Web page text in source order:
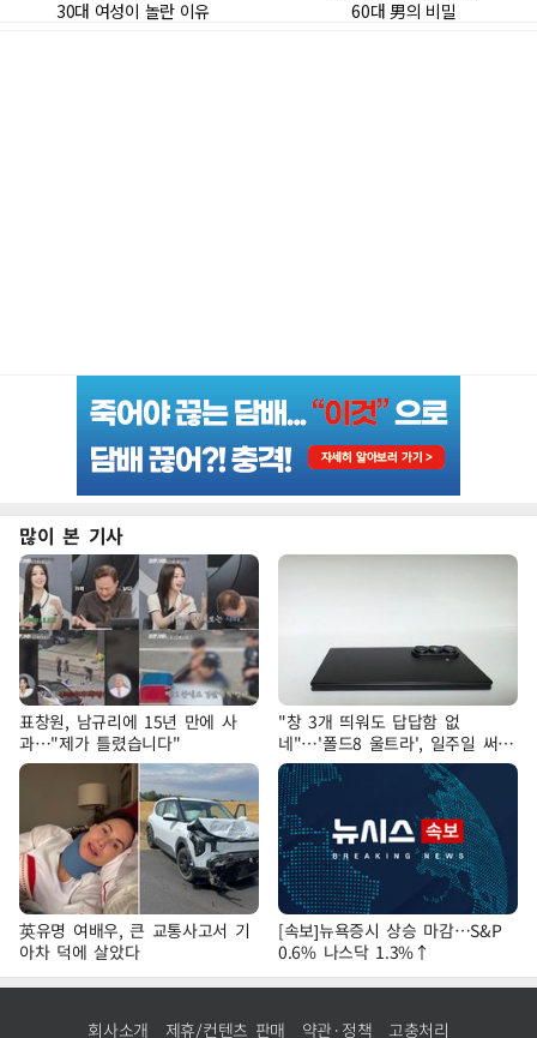
많이 본 기사
표창원, 남규리에 15년 만에 사
과…"제가 틀렸습니다"
"창 3개 띄워도 답답함 없
네"…'폴드8 울트라', 일주일 써보
니
英유명 여배우, 큰 교통사고서 기
아차 덕에 살았다
[속보]뉴욕증시 상승 마감…S&P
0.6% 나스닥 1.3%↑
회사소개 제휴/컨텐츠 판매 약관·정책 고충처리